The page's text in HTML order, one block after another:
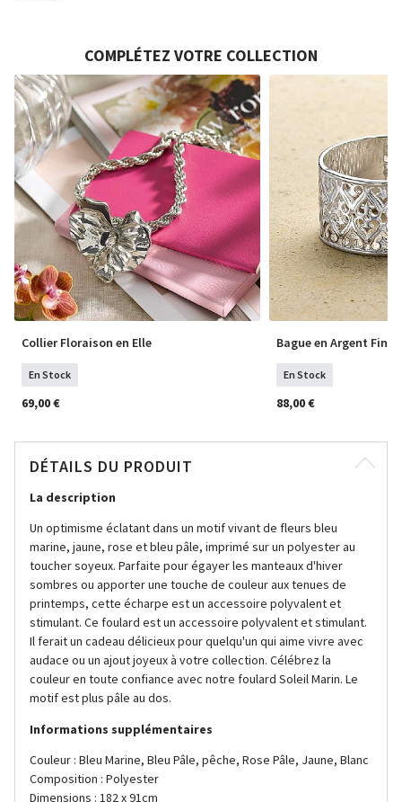
COMPLÉTEZ VOTRE COLLECTION
Collier Floraison en Elle
En Stock
69,00 €
Bague en Argent
En Stock
88,00 €
DÉTAILS DU PRODUIT
La description
Un optimisme éclatant dans un motif vivant de fleurs bleu
marine, jaune, rose et bleu pâle, imprimé sur un polyester au
toucher soyeux. Parfaite pour égayer les manteaux d'hiver
sombres ou apporter une touche de couleur aux tenues de
printemps, cette écharpe est un accessoire polyvalent et
stimulant. Ce foulard est un accessoire polyvalent et stimulant.
Il ferait un cadeau délicieux pour quelqu'un qui aime vivre avec
audace ou un ajout joyeux à votre collection. Célébrez la
couleur en toute confiance avec notre foulard Soleil Marin. Le
motif est plus pâle au dos.
Informations supplémentaires
Couleur : Bleu Marine, Bleu Pâle, pêche, Rose Pâle, Jaune, Blanc
Composition : Polyester
Dimensions : 182 x 91cm